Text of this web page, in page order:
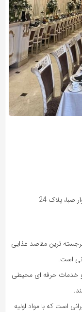
صبا، پلاک 24
ترین مقاصد غذایی
است.
و خدمات حرفه‌ ای محیطی
است که با مواد اولیه